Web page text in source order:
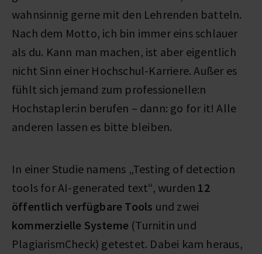
wahnsinnig gerne mit den Lehrenden batteln.
Nach dem Motto, ich bin immer eins schlauer
als du. Kann man machen, ist aber eigentlich
nicht Sinn einer Hochschul-Karriere. Außer es
fühlt sich jemand zum professionelle:n
Hochstapler:in berufen – dann: go for it! Alle
anderen lassen es bitte bleiben.
In einer Studie namens „Testing of detection
tools for AI-generated text“, wurden 12
öffentlich verfügbare Tools und zwei
kommerzielle Systeme (Turnitin und
PlagiarismCheck) getestet. Dabei kam heraus,